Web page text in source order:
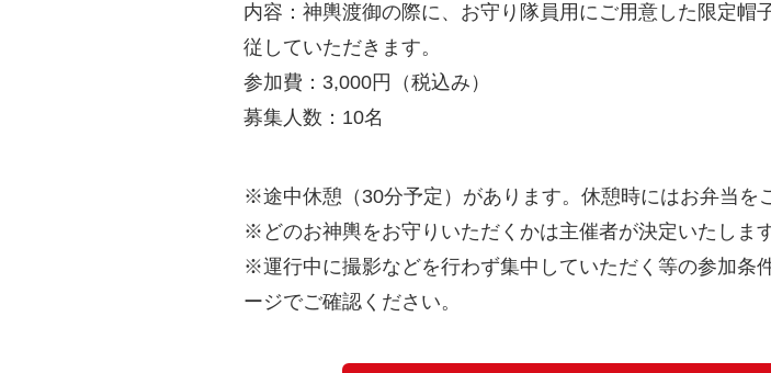
内容：神輿渡御の際に、お守り隊員用にご用意した限定
従していただきます。
参加費：3,000円（税込み）
募集人数：10名
※途中休憩（30分予定）があります。休憩時にはお弁当を
※どのお神輿をお守りいただくかは主催者が決定いたしま
※運行中に撮影などを行わず集中していただく等の参加条
ージでご確認ください。